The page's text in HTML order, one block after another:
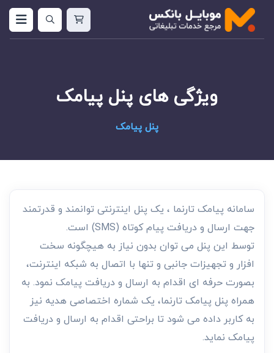
ویژگی های پنل پیامک
پنل پیامک
سامانه پیامک تارنما ، یک پنل اینترنتی توانمند و قدرتمند
جهت ارسال و دریافت پیام کوتاه (SMS) است.
توسط این پنل می توان بدون نیاز به هیچگونه سخت
افزار و تجهیزات جانبی و تنها با اتصال به شبکه اینترنت،
بصورت حرفه ای اقدام به ارسال و دریافت پیامک نمود. به
همراه پنل پیامک تارنما، یک شماره اختصاصی هدیه نیز
به کاربر داده می شود تا براحتی اقدام به ارسال و دریافت
پیامک نماید.